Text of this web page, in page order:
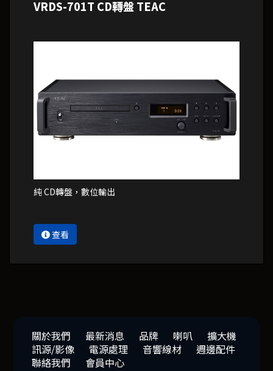
純 CD轉盤，數位輸出
查看
VRDS-701T CD轉盤 TEAC
關於我們 最新消息 品牌 喇叭
擴大機
訊源/影像
電源處理 音響線材
週邊配件
聯絡我們
會員中心